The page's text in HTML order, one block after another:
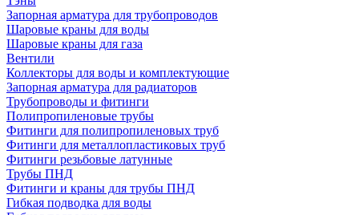
Запорная арматура для трубопроводов
Шаровые краны для воды
Шаровые краны для газа
Вентили
Коллекторы для воды и комплектующие
Запорная арматура для радиаторов
Трубопроводы и фитинги
Полипропиленовые трубы
Фитинги для полипропиленовых труб
Фитинги для металлопластиковых труб
Фитинги резьбовые латунные
Трубы ПНД
Фитинги и краны для трубы ПНД
Гибкая подводка для воды